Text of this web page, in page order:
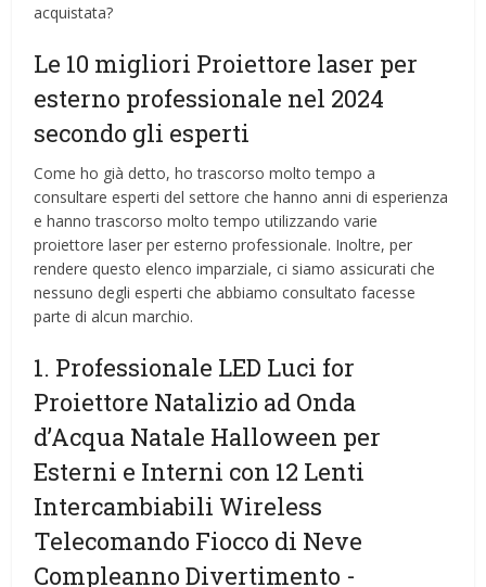
acquistata?
Le 10 migliori Proiettore laser per
esterno professionale nel 2024
secondo gli esperti
Come ho già detto, ho trascorso molto tempo a
consultare esperti del settore che hanno anni di esperienza
e hanno trascorso molto tempo utilizzando varie
proiettore laser per esterno professionale. Inoltre, per
rendere questo elenco imparziale, ci siamo assicurati che
nessuno degli esperti che abbiamo consultato facesse
parte di alcun marchio.
1. Professionale LED Luci for
Proiettore Natalizio ad Onda
d’Acqua Natale Halloween per
Esterni e Interni con 12 Lenti
Intercambiabili Wireless
Telecomando Fiocco di Neve
Compleanno Divertimento -